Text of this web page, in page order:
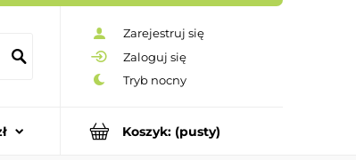
Zarejestruj się
Zaloguj się
Koszyk: (pusty)